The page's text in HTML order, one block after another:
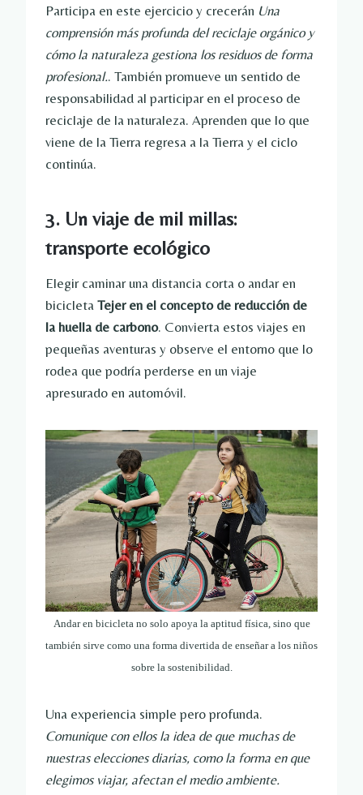
Participa en este ejercicio y crecerán Una
comprensión más profunda del reciclaje orgánico y
cómo la naturaleza gestiona los residuos de forma
profesional.. También promueve un sentido de
responsabilidad al participar en el proceso de
reciclaje de la naturaleza. Aprenden que lo que
viene de la Tierra regresa a la Tierra y el ciclo
continúa.
3. Un viaje de mil millas:
transporte ecológico
Elegir caminar una distancia corta o andar en
bicicleta Tejer en el concepto de reducción de
la huella de carbono. Convierta estos viajes en
pequeñas aventuras y observe el entorno que lo
rodea que podría perderse en un viaje
apresurado en automóvil.
Andar en bicicleta no solo apoya la aptitud física, sino que
también sirve como una forma divertida de enseñar a los niños
sobre la sostenibilidad.
Una experiencia simple pero profunda.
Comunique con ellos la idea de que muchas de
nuestras elecciones diarias, como la forma en que
elegimos viajar, afectan el medio ambiente.